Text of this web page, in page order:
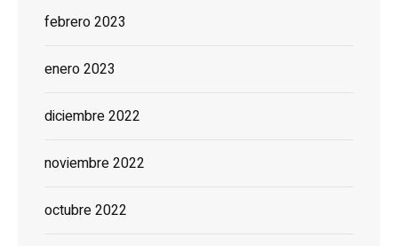
febrero 2023
enero 2023
diciembre 2022
noviembre 2022
octubre 2022